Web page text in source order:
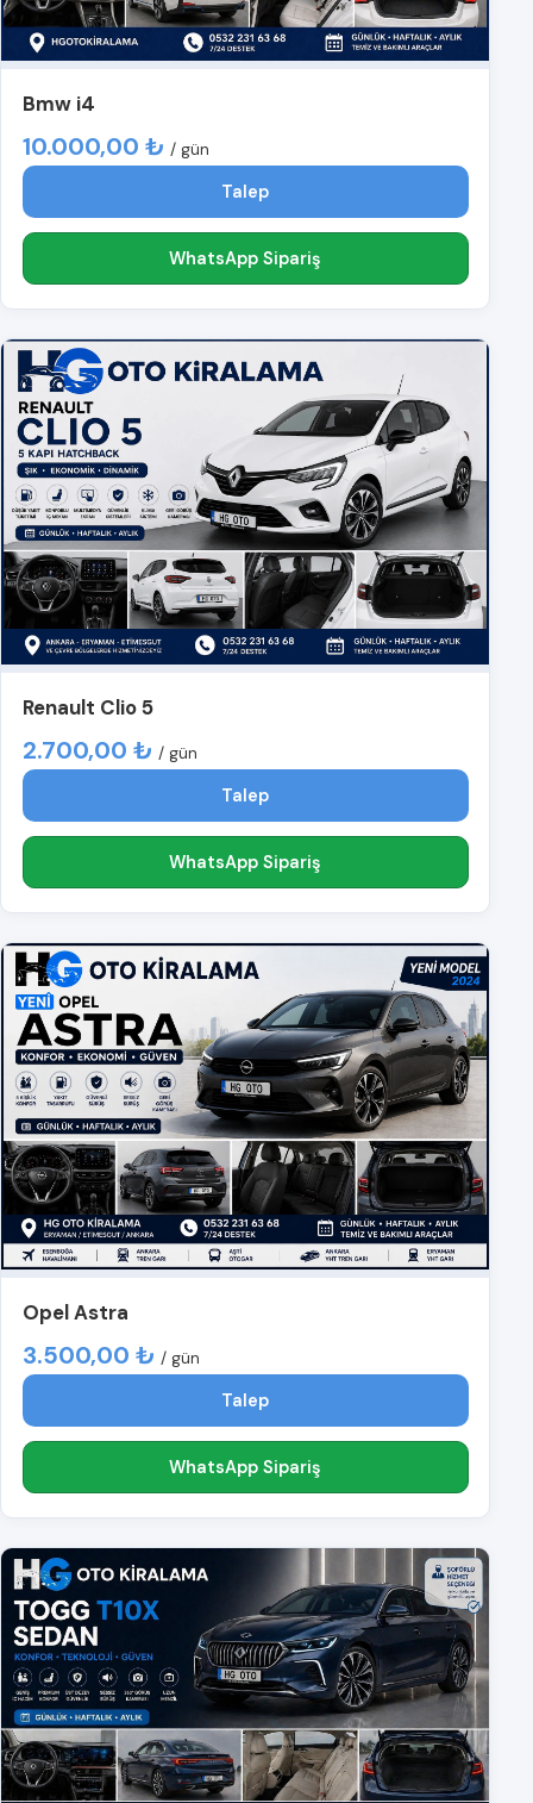
Bmw i4
10.000,00 ₺ / gün
Talep
WhatsApp Sipariş
Renault Clio 5
2.700,00 ₺ / gün
Talep
WhatsApp Sipariş
Opel Astra
3.500,00 ₺ / gün
Talep
WhatsApp Sipariş